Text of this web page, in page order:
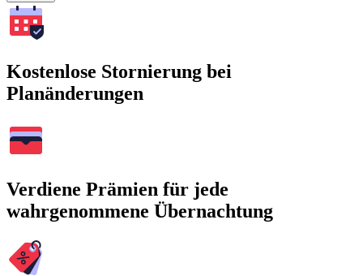
Kostenlose Stornierung bei
Planänderungen
Verdiene Prämien für jede
wahrgenommene Übernachtung